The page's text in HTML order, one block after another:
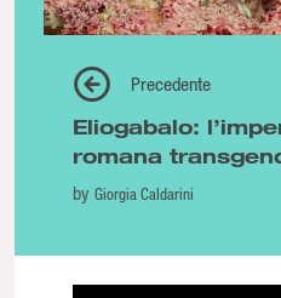
Precedente
Eliogabalo:
romana
by Giorgia Caldarini